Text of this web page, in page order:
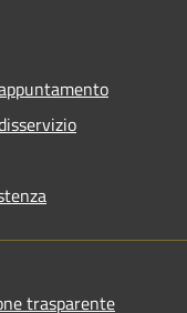
trasparente